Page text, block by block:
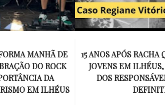
QUE MATOU DOIS
CONDENAÇÃO
TORNA-SE
UM KIT DE
DE
ESQUECIDA:
VIROU